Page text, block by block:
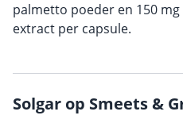
palmetto poeder en 150
extract per capsule.
Solgar op Smeets &